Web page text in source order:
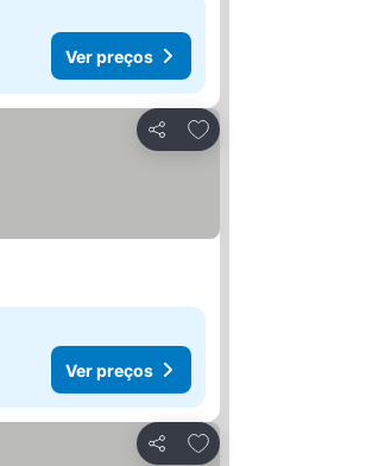
Ver preços
Partilhar
Adicionar aos favoritos
Ver preços
Partilhar
Adicionar aos favoritos